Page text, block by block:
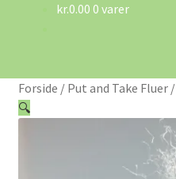
Cart
kr.0.00 0 varer
Forside / Put and Take Fluer/
🔍